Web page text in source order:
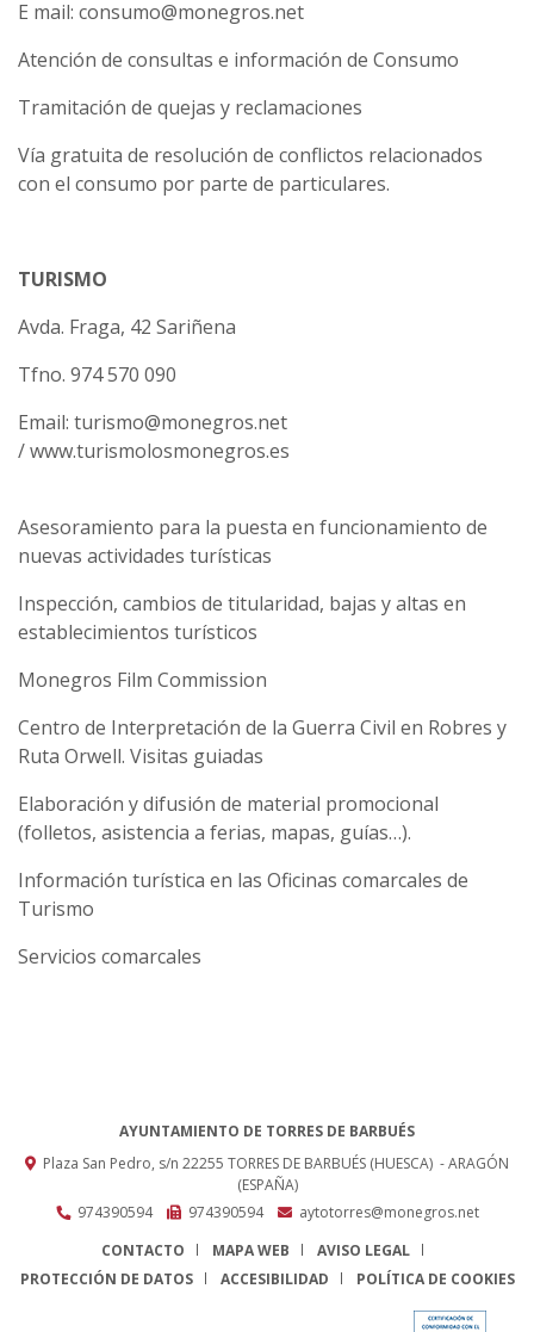
E mail: consumo@monegros.net
Atención de consultas e información de Consumo
Tramitación de quejas y reclamaciones
Vía gratuita de resolución de conflictos relacionados
con el consumo por parte de particulares.
TURISMO
Avda. Fraga, 42 Sariñena
Tfno. 974 570 090
Email: turismo@monegros.net
/ www.turismolosmonegros.es
Asesoramiento para la puesta en funcionamiento de
nuevas actividades turísticas
Inspección, cambios de titularidad, bajas y altas en
establecimientos turísticos
Monegros Film Commission
Centro de Interpretación de la Guerra Civil en Robres y
Ruta Orwell. Visitas guiadas
Elaboración y difusión de material promocional
(folletos, asistencia a ferias, mapas, guías…).
Información turística en las Oficinas comarcales de
Turismo
Servicios comarcales
AYUNTAMIENTO DE TORRES DE BARBUÉS
Plaza San Pedro, s/n 22255 TORRES DE BARBUÉS (HUESCA) - ARAGÓN
(ESPAÑA)
974390594
974390594
aytotorres@monegros.net
CONTACTO
MAPA WEB
AVISO LEGAL
PROTECCIÓN DE DATOS
ACCESIBILIDAD POLÍTICA DE COOKIES